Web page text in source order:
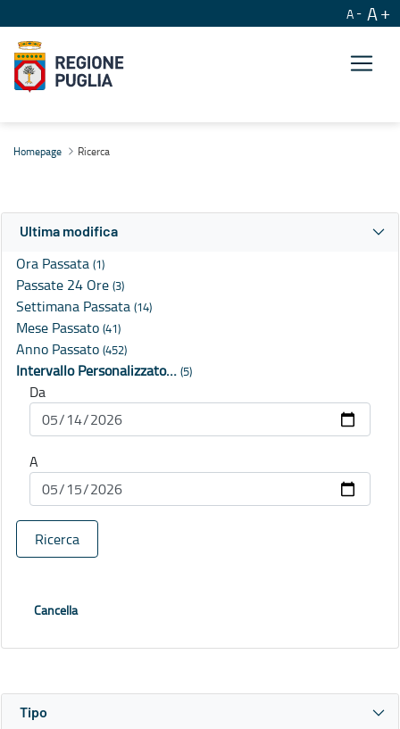
A A
Homepage Ricerca
Ultima modifica
Ora Passata (1)
Passate 24 Ore (3)
Settimana Passata (14)
Mese Passato (41)
Anno Passato (452)
Intervallo Personalizzato… (5)
Da
A
Ricerca
Cancella
Tipo